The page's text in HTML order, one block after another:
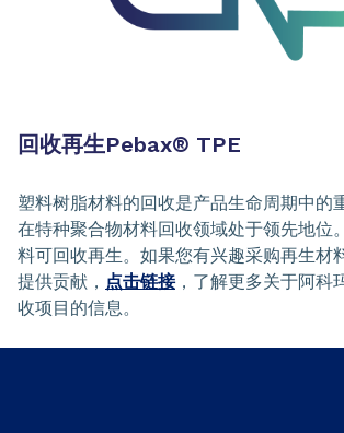
回收再生Pebax® TPE
塑料树脂材料的回收是产品生命周期中的
在特种聚合物材料回收领域处于领先地
料可回收再生。如果您有兴趣采购再生材
提供贡献， 点击链接，了解更多关于阿
收项目的信息。